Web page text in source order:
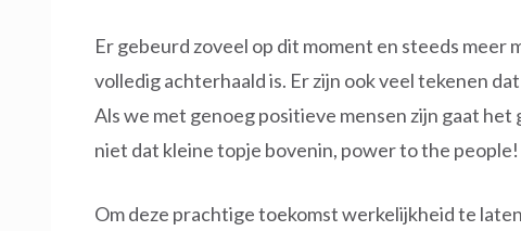
Er gebeurd zoveel op dit moment en steeds
volledig achterhaald is. Er zijn ook veel tekenen
Als we met genoeg positieve mensen zijn gaat
niet dat kleine topje bovenin, power to the people!
Om deze prachtige toekomst werkelijkheid te